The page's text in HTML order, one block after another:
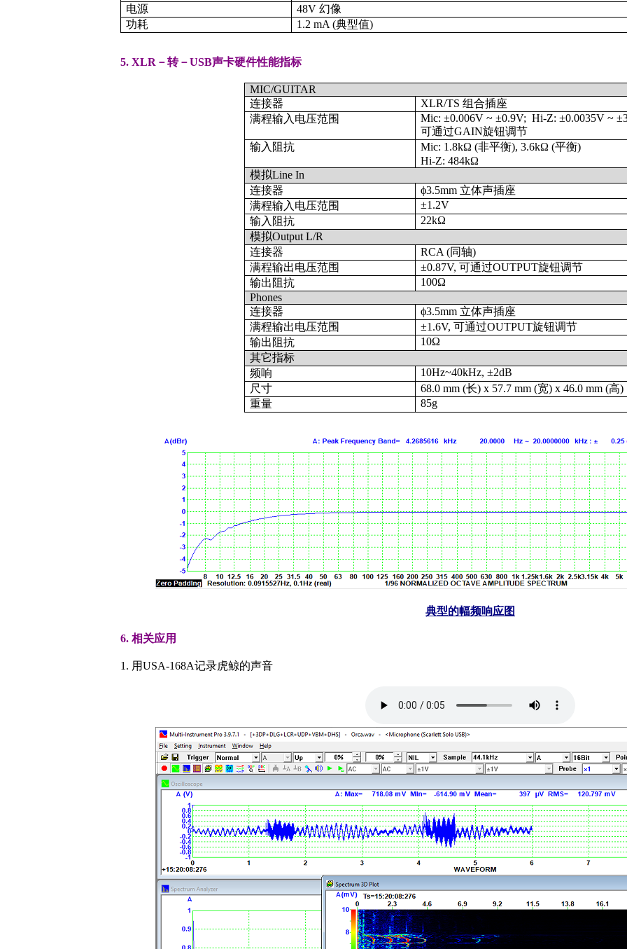
电源
48V幻像
功耗
1.2 mA (典型值)
5. XLR－转－USB声卡硬件性能指标
MIC/GUITAR
连接器
XLR/TS 组合插座
满程输入电压范围
Mic: ±0.006V ~ ±0.9V; Hi-Z: ±0.0035V ~
可通过GAIN旋钮调节
输入阻抗
Mic: 1.8kΩ (非平衡), 3.6kΩ (平衡)
Hi-Z: 484kΩ
模拟Line In
连接器
ϕ3.5mm 立体声插座
满程输入电压范围
±1.2V
输入阻抗
22kΩ
模拟Output L/R
连接器
RCA (同轴)
满程输出电压范围
±0.87V, 可通过OUTPUT旋钮调节
输出阻抗
100Ω
Phones
连接器
ϕ3.5mm立体声插座
满程输出电压范围
±1.6V, 可通过OUTPUT旋钮调节
输出阻抗
10Ω
其它指标
频响
10Hz~40kHz, ±2dB
尺寸
68.0 mm (长) x 57.7 mm (宽) x 46.0 mm (高)
重量
85g
典型的幅频响应图
6. 相关应用
1. 用USA-168A记录虎鲸的声音